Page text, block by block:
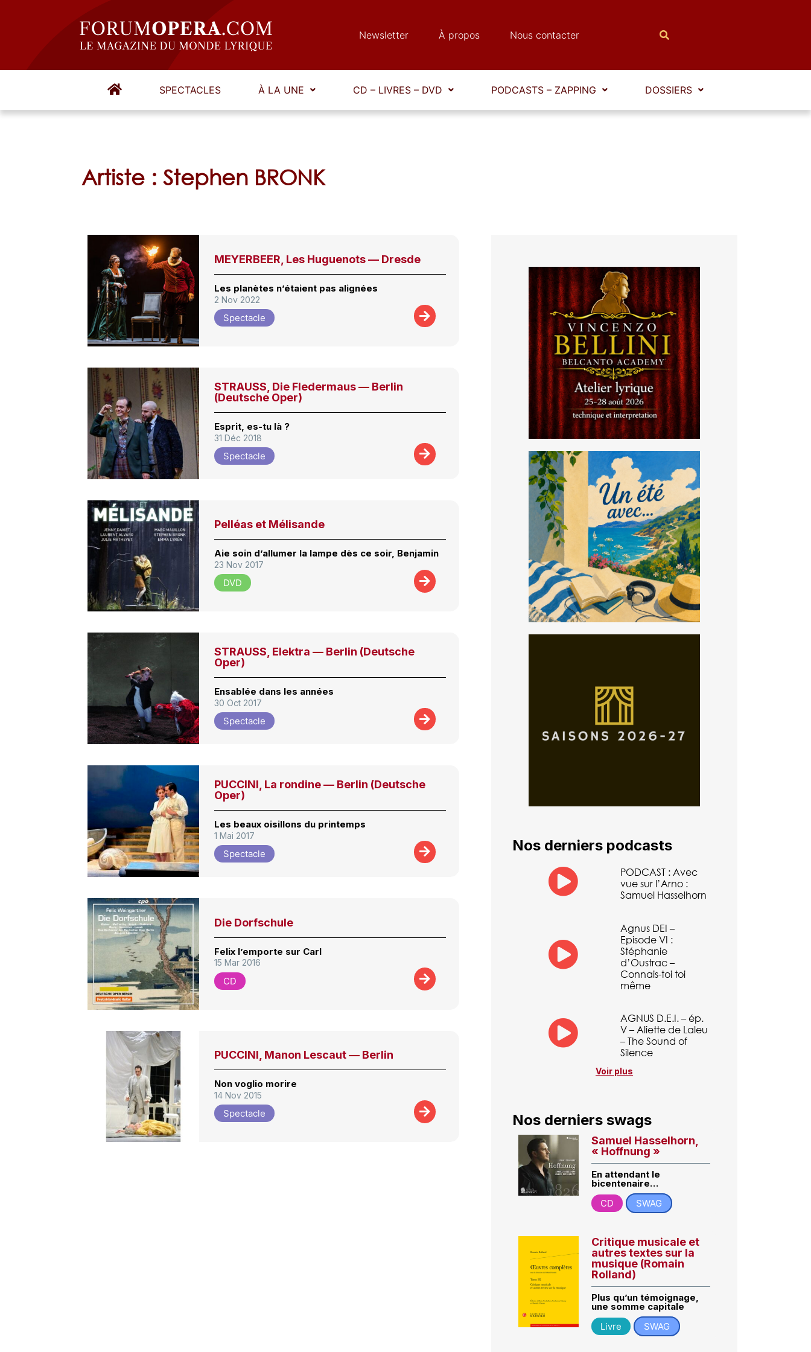
Newsletter À propos Nous contacter
SPECTACLES À LA UNE CD – LIVRES – DVD PODCASTS – ZAPPING DOSSIERS
Artiste : Stephen BRONK
MEYERBEER, Les Huguenots — Dresde
Les planètes n’étaient pas alignées
2 Nov 2022
Spectacle
STRAUSS, Die Fledermaus — Berlin
(Deutsche Oper)
Esprit, es-tu là ?
31 Déc 2018
Spectacle
Pelléas et Mélisande
Aie soin d’allumer la lampe dès ce soir, Benjamin
23 Nov 2017
DVD
STRAUSS, Elektra — Berlin (Deutsche
Oper)
Ensablée dans les années
30 Oct 2017
Spectacle
PUCCINI, La rondine — Berlin (Deutsche
Oper)
Les beaux oisillons du printemps
1 Mai 2017
Spectacle
Die Dorfschule
Felix l’emporte sur Carl
15 Mar 2016
CD
PUCCINI, Manon Lescaut — Berlin
Non voglio morire
14 Nov 2015
Spectacle
Nos derniers podcasts
PODCAST : Avec
vue sur l’Arno :
Samuel Hasselhorn
Agnus DEI –
Episode VI :
Stéphanie
d’Oustrac –
Connais-toi toi
même
AGNUS D.E.I. – ép.
V – Aliette de Laleu
– The Sound of
Silence
Voir plus
Nos derniers swags
Samuel Hasselhorn,
« Hoffnung »
En attendant le
bicentenaire…
CD
SWAG
Critique musicale et
autres textes sur la
musique (Romain
Rolland)
Plus qu’un témoignage,
une somme capitale
Livre
SWAG